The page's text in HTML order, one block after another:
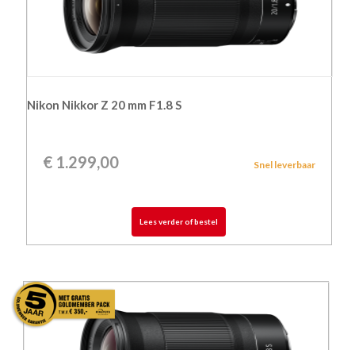
Nikon Nikkor Z 20 mm F1.8 S
€1.299,00 Snel leverbaar
Lees verder of bestel